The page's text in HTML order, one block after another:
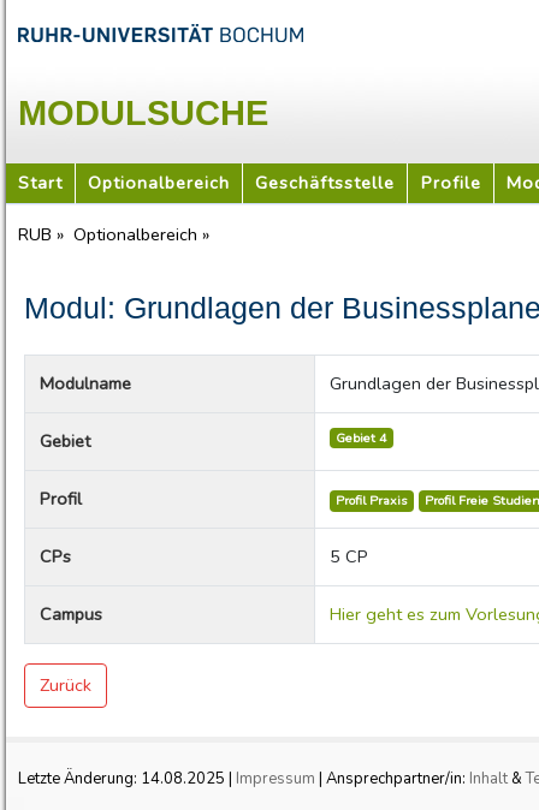
MODULSUCHE
Start Optionalbereich Geschäftsstelle Profile
RUB » Optionalbereich »
Modul: Grundlagen der
Modulname Grundlagen der
Gebiet Gebiet 4
Profil Profil Praxis Profil Freie Studien
CPs 5 CP
Campus Hier geht es zum
Zurück
Letzte Änderung: 14.08.2025 | Impressum | Ansprechpartner/in: Inhalt&